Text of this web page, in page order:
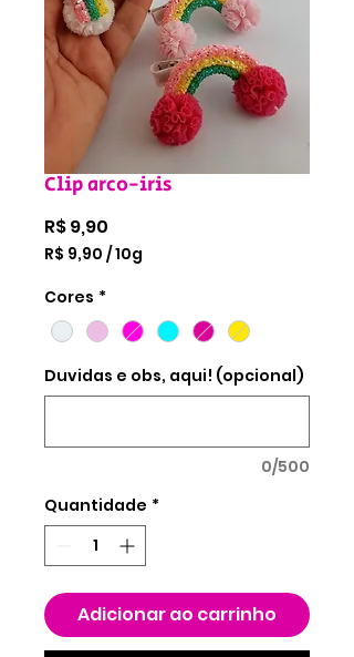
Clip arco-iris
R$ 9,90
R$ 9,90 /10g
por
10
gramas
Cores *
Duvidas e obs, aqui! (opcional)
0/500
Quantidade *
Adicionar ao carrinho